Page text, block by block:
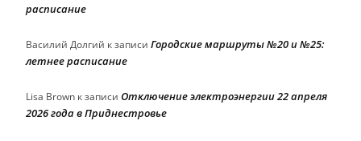
расписание
Василий Долгий к записи Городские маршруты №20 и №25:
летнее расписание
Lisa Brown к записи Отключение электроэнергии 22 апреля
2026 года в Приднестровье